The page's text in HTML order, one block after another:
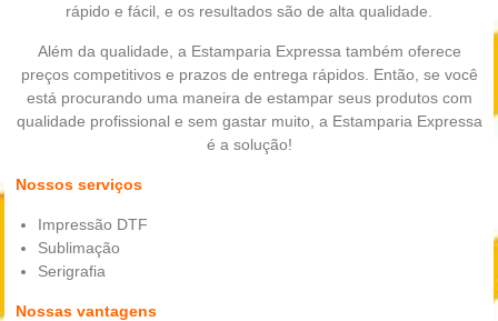
rápido e fácil, e os resultados são de alta qualidade.
Além da qualidade, a Estamparia Expressa também oferece
preços competitivos e prazos de entrega rápidos. Então, se você
está procurando uma maneira de estampar seus produtos com
qualidade profissional e sem gastar muito, a Estamparia Expressa
é a solução!
Nossos serviços
Impressão DTF
Sublimação
Serigrafia
Nossas vantagens